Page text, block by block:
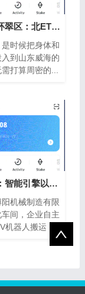
山东威海环翠区：北ETH钱包纬37°的春日浪
时候把身体和
到山东威海的
打算周密的...
潍坊安丘：智能引擎以太坊钱包驱动财富
机械制造有限
间，企业自主
机器人搬运